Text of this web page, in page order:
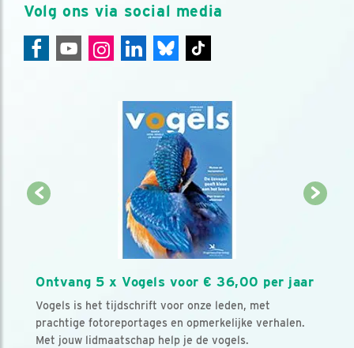
Volg ons via social media
Ontvang 5 x Vogels voor € 36,00 per jaar
Vogels is het tijdschrift voor onze leden, met
prachtige fotoreportages en opmerkelijke verhalen.
Met jouw lidmaatschap help je de vogels.